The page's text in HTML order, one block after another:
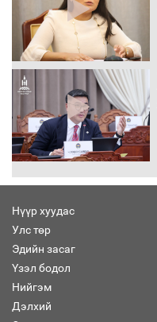
Нүүр хуудас
Улс төр
Эдийн засаг
Үзэл бодол
Нийгэм
Дэлхий